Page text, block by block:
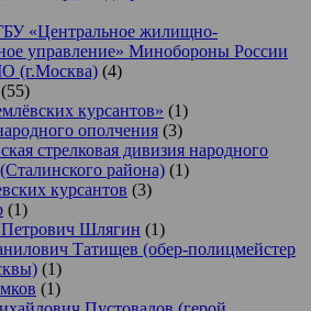
«Центральное жилищно-
управление» Минобороны России
(г.Москва) (4)
(55)
курсантов» (1)
ополчения (3)
стрелковая дивизия народного
района) (1)
курсантов (3)
(1)
Шлягин (1)
Татищев (обер-полицмейстер
(1)
(1)